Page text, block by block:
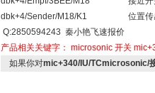
dbk+4/Sender/M18/K1
位置
Q:2850594243 秦小艳飞速报价
产品相关关键字： microsonic 开关
如果你对mic+340/IU/TCmicrosonic/